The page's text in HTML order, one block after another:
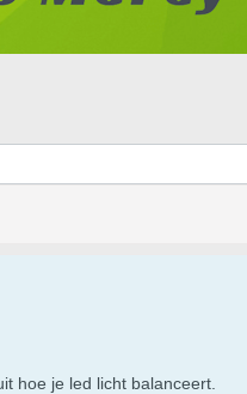
hoe je led licht balanceert.